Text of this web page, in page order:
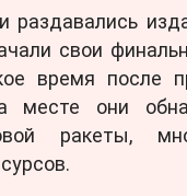
раздавались
свои
время после
месте они
ракеты,